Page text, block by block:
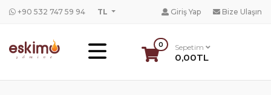
+90 532 747 59 94 TL Giriş Yap Bize Ulaşın
0 Sepetim
0,00TL